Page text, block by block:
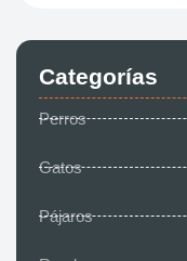
Categorías
Perros
Gatos
Pájaros